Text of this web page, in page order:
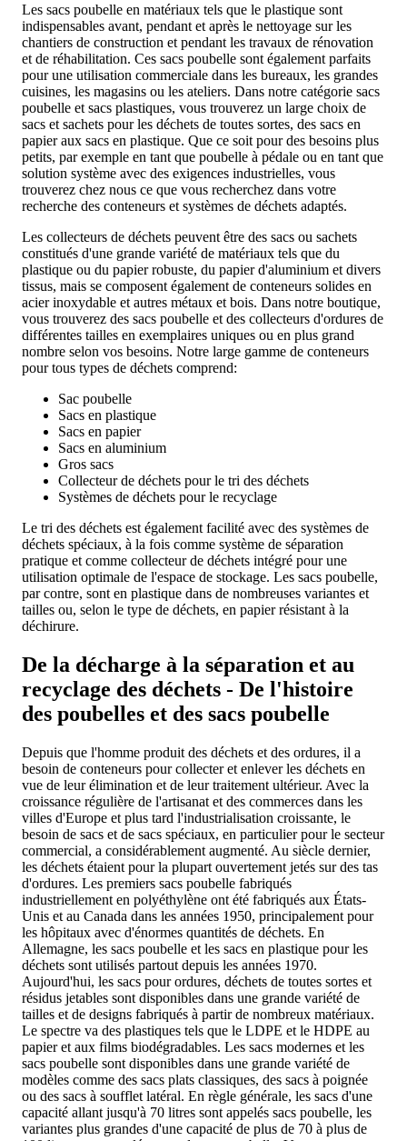
Les sacs poubelle en matériaux tels que le plastique sont
indispensables avant, pendant et après le nettoyage sur les
chantiers de construction et pendant les travaux de rénovation
et de réhabilitation. Ces sacs poubelle sont également parfaits
pour une utilisation commerciale dans les bureaux, les grandes
cuisines, les magasins ou les ateliers. Dans notre catégorie sacs
poubelle et sacs plastiques, vous trouverez un large choix de
sacs et sachets pour les déchets de toutes sortes, des sacs en
papier aux sacs en plastique. Que ce soit pour des besoins plus
petits, par exemple en tant que poubelle à pédale ou en tant que
solution système avec des exigences industrielles, vous
trouverez chez nous ce que vous recherchez dans votre
recherche des conteneurs et systèmes de déchets adaptés.
Les collecteurs de déchets peuvent être des sacs ou sachets
constitués d'une grande variété de matériaux tels que du
plastique ou du papier robuste, du papier d'aluminium et divers
tissus, mais se composent également de conteneurs solides en
acier inoxydable et autres métaux et bois. Dans notre boutique,
vous trouverez des sacs poubelle et des collecteurs d'ordures de
différentes tailles en exemplaires uniques ou en plus grand
nombre selon vos besoins. Notre large gamme de conteneurs
pour tous types de déchets comprend:
Sac poubelle
Sacs en plastique
Sacs en papier
Sacs en aluminium
Gros sacs
Collecteur de déchets pour le tri des déchets
Systèmes de déchets pour le recyclage
Le tri des déchets est également facilité avec des systèmes de
déchets spéciaux, à la fois comme système de séparation
pratique et comme collecteur de déchets intégré pour une
utilisation optimale de l'espace de stockage. Les sacs poubelle,
par contre, sont en plastique dans de nombreuses variantes et
tailles ou, selon le type de déchets, en papier résistant à la
déchirure.
De la décharge à la séparation et au
recyclage des déchets - De l'histoire
des poubelles et des sacs poubelle
Depuis que l'homme produit des déchets et des ordures, il a
besoin de conteneurs pour collecter et enlever les déchets en
vue de leur élimination et de leur traitement ultérieur. Avec la
croissance régulière de l'artisanat et des commerces dans les
villes d'Europe et plus tard l'industrialisation croissante, le
besoin de sacs et de sacs spéciaux, en particulier pour le secteur
commercial, a considérablement augmenté. Au siècle dernier,
les déchets étaient pour la plupart ouvertement jetés sur des tas
d'ordures. Les premiers sacs poubelle fabriqués
industriellement en polyéthylène ont été fabriqués aux États-
Unis et au Canada dans les années 1950, principalement pour
les hôpitaux avec d'énormes quantités de déchets. En
Allemagne, les sacs poubelle et les sacs en plastique pour les
déchets sont utilisés partout depuis les années 1970.
Aujourd'hui, les sacs pour ordures, déchets de toutes sortes et
résidus jetables sont disponibles dans une grande variété de
tailles et de designs fabriqués à partir de nombreux matériaux.
Le spectre va des plastiques tels que le LDPE et le HDPE au
papier et aux films biodégradables. Les sacs modernes et les
sacs poubelle sont disponibles dans une grande variété de
modèles comme des sacs plats classiques, des sacs à poignée
ou des sacs à soufflet latéral. En règle générale, les sacs d'une
capacité allant jusqu'à 70 litres sont appelés sacs poubelle, les
variantes plus grandes d'une capacité de plus de 70 à plus de